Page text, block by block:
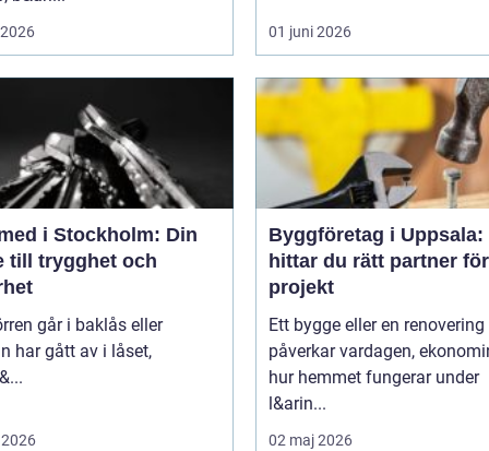
01 juni 2026
i Stockholm: Din
till trygghet och
går i baklås eller
har gått av i låset,
Byggföretag i Uppsala:
hittar du rätt partner
projekt
Ett bygge eller en renovering
påverkar vardagen,
hur hemmet fungerar under
l&arin...
02 maj 2026